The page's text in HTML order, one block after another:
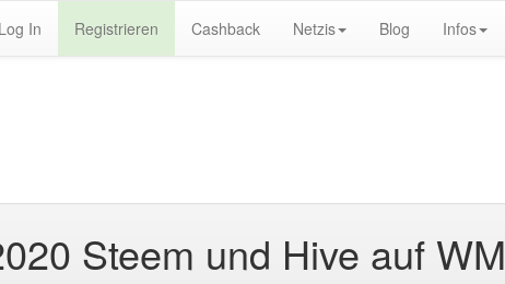
Log In Registrieren Cashback Netzis Blog Infos
Steem und Hive auf WM